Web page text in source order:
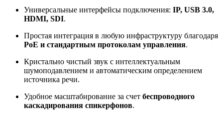
Универсальные интерфейсы подключения: IP, USB 3.0,
HDMI, SDI.
Простая интеграция в любую инфраструктуру благодаря
PoE и стандартным протоколам управления.
Кристально чистый звук с интеллектуальным
шумоподавлением и автоматическим определением
источника речи.
Удобное масштабирование за счет беспроводного
каскадирования спикерфонов.